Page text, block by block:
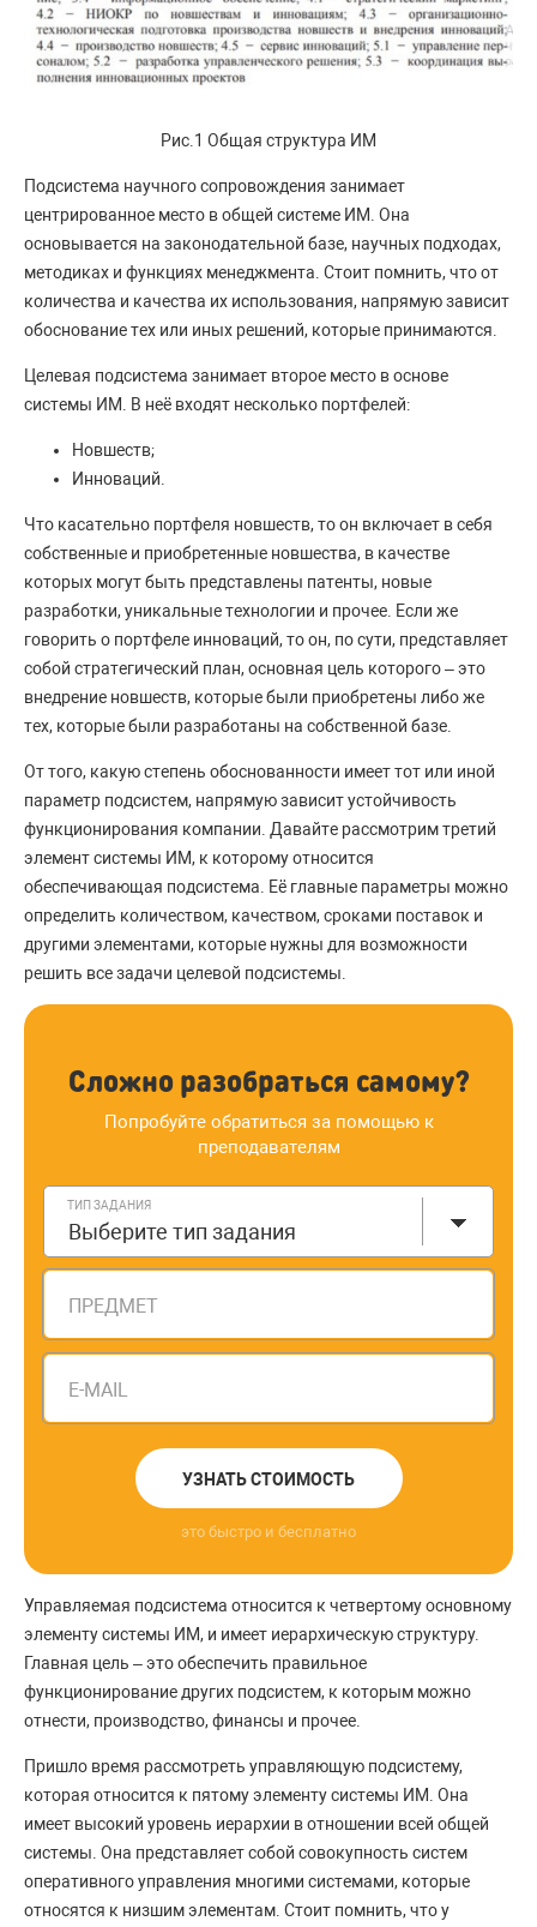
Рис.1 Общая структура ИМ
Подсистема научного сопровождения занимает
центрированное место в общей системе ИМ. Она
основывается на законодательной базе, научных подходах,
методиках и функциях менеджмента. Стоит помнить, что от
количества и качества их использования, напрямую зависит
обоснование тех или иных решений, которые принимаются.
Целевая подсистема занимает второе место в основе
системы ИМ. В неё входят несколько портфелей:
Новшеств;
Инноваций.
Что касательно портфеля новшеств, то он включает в себя
собственные и приобретенные новшества, в качестве
которых могут быть представлены патенты, новые
разработки, уникальные технологии и прочее. Если же
говорить о портфеле инноваций, то он, по сути, представляет
собой стратегический план, основная цель которого – это
внедрение новшеств, которые были приобретены либо же
тех, которые были разработаны на собственной базе.
От того, какую степень обоснованности имеет тот или иной
параметр подсистем, напрямую зависит устойчивость
функционирования компании. Давайте рассмотрим третий
элемент системы ИМ, к которому относится
обеспечивающая подсистема. Её главные параметры можно
определить количеством, качеством, сроками поставок и
другими элементами, которые нужны для возможности
решить все задачи целевой подсистемы.
Сложно разобраться самому?
Попробуйте обратиться за помощью к
преподавателям
ТИП ЗАДАНИЯ
Выберите тип задания
ПРЕДМЕТ
E-MAIL
УЗНАТЬ СТОИМОСТЬ
это быстро и бесплатно
Управляемая подсистема относится к четвертому основному
элементу системы ИМ, и имеет иерархическую структуру.
Главная цель – это обеспечить правильное
функционирование других подсистем, к которым можно
отнести, производство, финансы и прочее.
Пришло время рассмотреть управляющую подсистему,
которая относится к пятому элементу системы ИМ. Она
имеет высокий уровень иерархии в отношении всей общей
системы. Она представляет собой совокупность систем
оперативного управления многими системами, которые
относятся к низшим элементам. Стоит помнить, что у